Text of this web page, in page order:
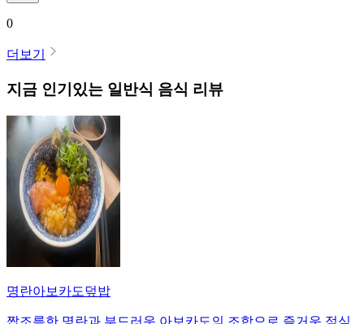
0
더보기
지금 인기있는 일반식 음식 리뷰
명란아보카도덮밥
짭조름한 명란과 부드러운 아보카도의 조합으로 즐거운 점심